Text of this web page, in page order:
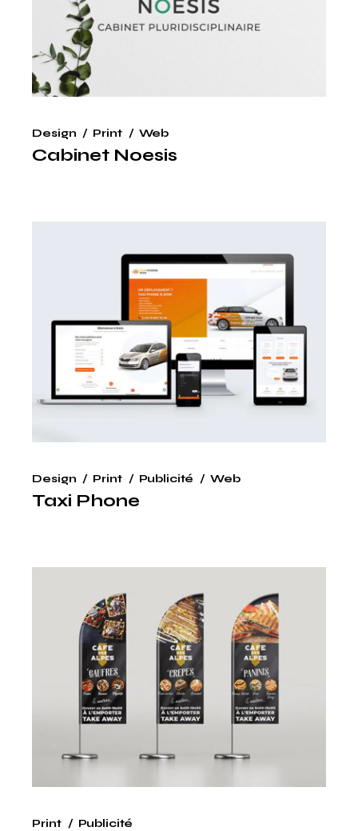
Design Print Web
Cabinet Noesis
Design Print Publicité Web
Taxi Phone
Print Publicité